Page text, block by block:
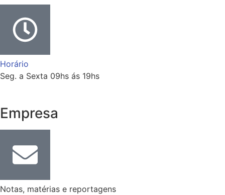
Horário
Seg. a Sexta 09hs ás 19hs
Empresa
Notas, matérias e reportagens